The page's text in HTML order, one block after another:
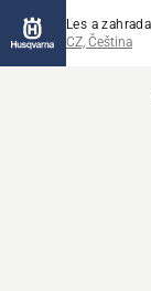
Les a zahrada
CZ, Čeština